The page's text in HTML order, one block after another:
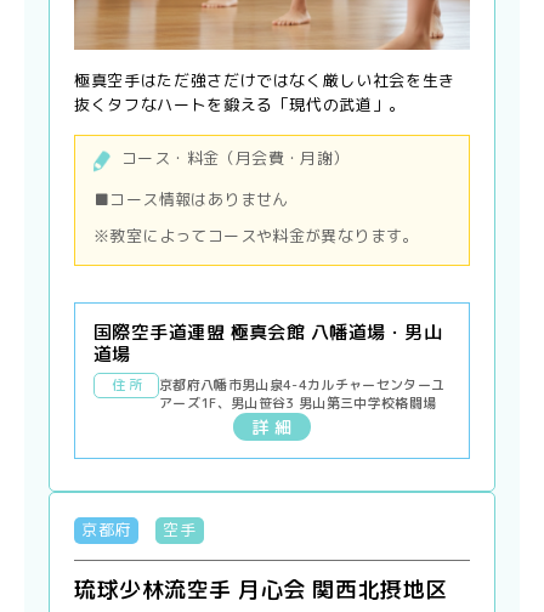
極真空手はただ強さだけではなく厳しい社会を生き
抜くタフなハートを鍛える「現代の武道」。
コース・料金（月会費・月謝）
■コース情報はありません
※教室によってコースや料金が異なります。
国際空手道連盟 極真会館 八幡道場・男山
道場
住 所
京都府八幡市男山泉4-4カルチャーセンターユ
アーズ1F、男山笹谷3 男山第三中学校格闘場
詳 細
京都府 空手
琉球少林流空手 月心会 関西北摂地区